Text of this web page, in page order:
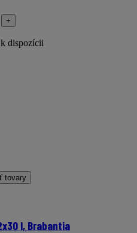
+
dispozícii
tovary
l, Brabantia